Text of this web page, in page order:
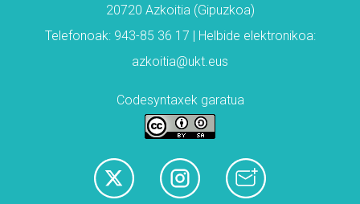
20720 Azkoitia (Gipuzkoa)
Telefonoak: 943-85 36 17 | Helbide elektronikoa:
azkoitia@ukt.eus
Codesyntaxek garatua